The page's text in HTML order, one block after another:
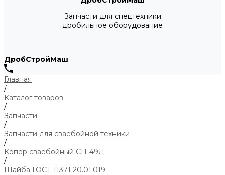
Запчасти для спецтехники
дробильное оборудование
ДробСтройМаш
Главная
/
Каталог товаров
/
Запчасти
/
Запчасти для сваебойной техники
/
Копер сваебойный СП-49Д
/
Шайба ГОСТ 11371 20.01.019